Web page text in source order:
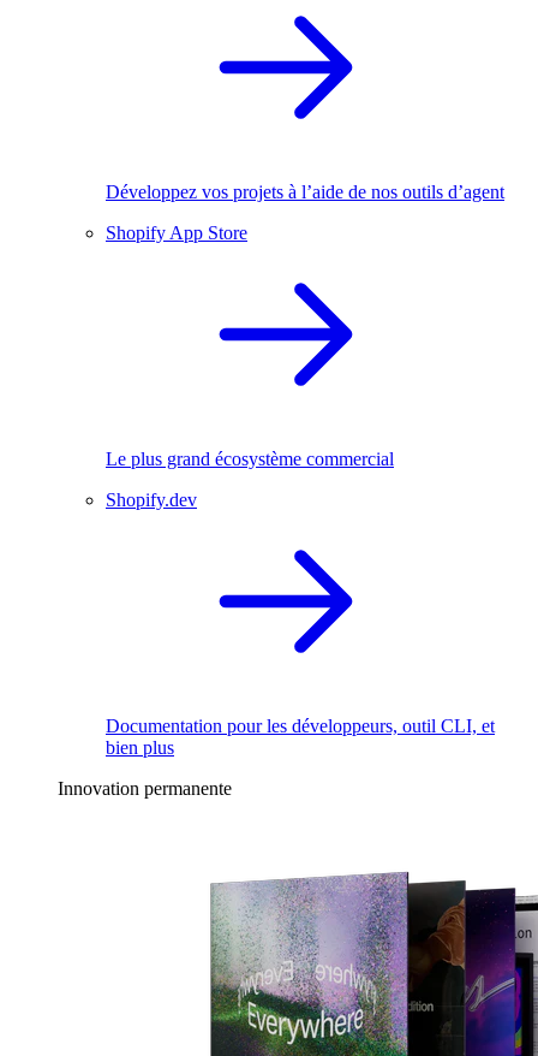
Développez vos projets à l’aide de nos outils d’agent
Shopify App Store
Le plus grand écosystème commercial
Shopify.dev
Documentation pour les développeurs, outil CLI, et
bien plus
Innovation permanente